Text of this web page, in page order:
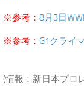
※参考： 8月3日
※参考： G1クライ
(情報：新日本プロ